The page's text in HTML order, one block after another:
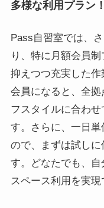
多様な利用プラン
Pass自習室では、
り、特に月額会員
抑えつつ充実した
会員になると、全
フスタイルに合わ
す。さらに、一日
ので、まずは試し
す。どなたでも、
スペース利用を実現